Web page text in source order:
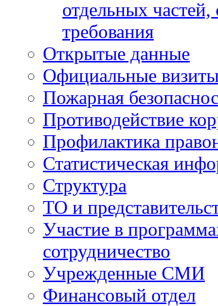
отдельных
требования
Открытые данные
Официальные
Пожарная
Противодействие
Профилактика
Статистическая
Структура
ТО и
Участие в
сотрудничество
Учрежденные СМИ
Финансовый отдел